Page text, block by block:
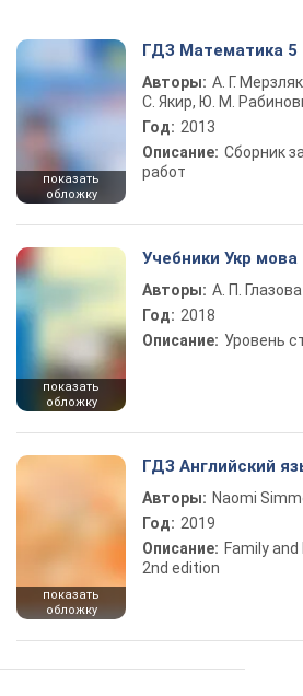
показать
обложку
ГДЗ Математика 5
Авторы: А. Г.
С. Якир, Ю. М.
Год: 2013
Описание: Сборник
работ
показать
обложку
Учебники Укр мова
Авторы: А. П. Глазова
Год: 2018
Описание: Уровень
показать
обложку
ГДЗ Английский
Авторы: Naomi
Год: 2019
Описание: Family
2nd edition